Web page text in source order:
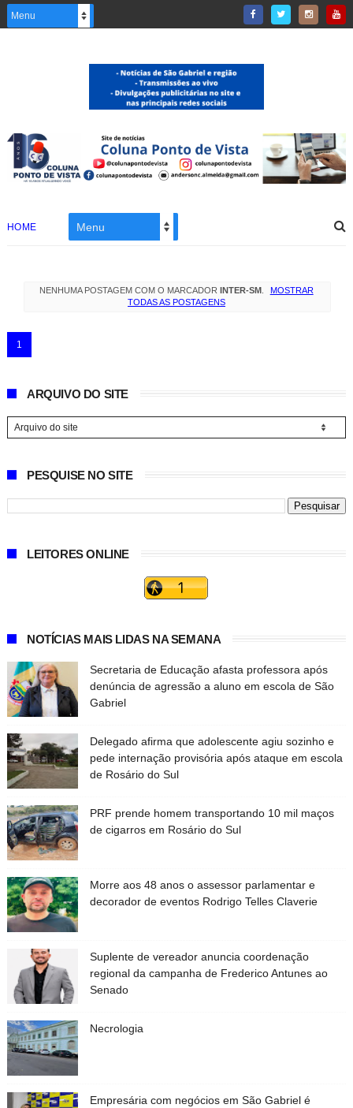
HOME
NENHUMA POSTAGEM COM O MARCADORINTER-SM
MOSTRAR
TODAS AS POSTAGENS
1
ARQUIVO DO SITE
PESQUISE NO SITE
LEITORES ONLINE
NOTÍCIAS MAIS LIDAS NA SEMANA
Secretaria de Educação afasta professora após
denúncia de agressão a aluno em escola de São
Gabriel
Delegado afirma que adolescente agiu sozinho e
pede internação provisória após ataque em escola
de Rosário do Sul
PRF prende homem transportando 10 mil maços
de cigarros em Rosário do Sul
Morre aos 48 anos o assessor parlamentar e
decorador de eventos Rodrigo Telles Claverie
Suplente de vereador anuncia coordenação
regional da campanha de Frederico Antunes ao
Senado
Necrologia
Empresária com negócios em São Gabriel é